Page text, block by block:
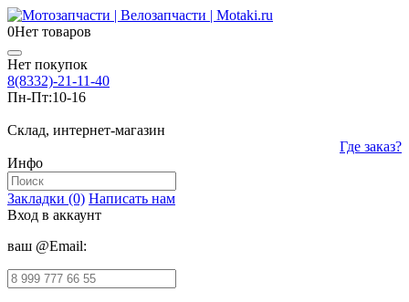
0Нет товаров
Нет покупок
8(8332)-21-11-40
Пн-Пт:10-16
Склад, интернет-магазин
Где заказ?
Инфо
Закладки (0) Написать нам
Вход в аккаунт
ваш @Email: